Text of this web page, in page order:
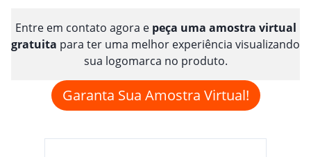
Entre em contato agora e peça uma amostra virtual
gratuita para ter uma melhor experiência visualizando
sua logomarca no produto.
Garanta Sua Amostra Virtual!